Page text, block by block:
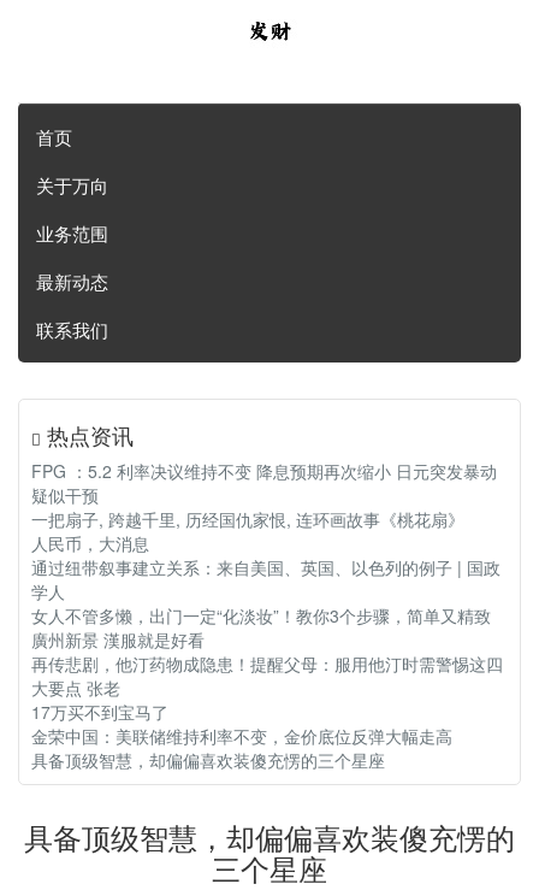
首页
关于万向
业务范围
最新动态
联系我们
热点资讯
FPG ：5.2 利率决议维持不变 降息预期再次缩小 日元突发暴动
疑似干预
一把扇子, 跨越千里, 历经国仇家恨, 连环画故事《桃花扇》
人民币，大消息
通过纽带叙事建立关系：来自美国、英国、以色列的例子 | 国政
学人
女人不管多懒，出门一定“化淡妆”！教你3个步骤，简单又精致
廣州新景 漢服就是好看
再传悲剧，他汀药物成隐患！提醒父母：服用他汀时需警惕这四
大要点 张老
17万买不到宝马了
金荣中国：美联储维持利率不变，金价底位反弹大幅走高
具备顶级智慧，却偏偏喜欢装傻充愣的三个星座
具备顶级智慧，却偏偏喜欢装傻充愣的
三个星座